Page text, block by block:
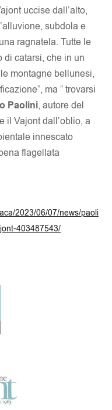
uccise dall’alto,
subdola e
ragnatela. Tutte le
di catarsi, che in un
montagne bellunesi,
ma ” trovarsi
Paolini, autore del
il Vajont dall’oblio, a
innescato
flagellata
2023/06/07/news/paoli
403487543/